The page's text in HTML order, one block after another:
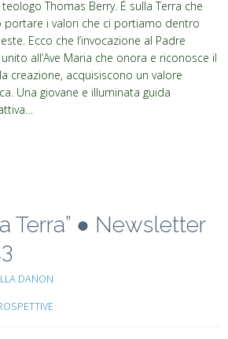
Thomas Berry. È sulla Terra che
i valori che ci portiamo dentro
Ecco che l’invocazione al Padre
all’Ave Maria che onora e riconosce il
creazione, acquisiscono un valore
Una giovane e illuminata guida
Terra” ● Newsletter
DANON